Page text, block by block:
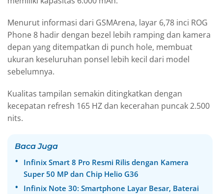
Menurut informasi dari GSMArena, layar 6,78 inci ROG
Phone 8 hadir dengan bezel lebih ramping dan kamera
depan yang ditempatkan di punch hole, membuat
ukuran keseluruhan ponsel lebih kecil dari model
sebelumnya.
Kualitas tampilan semakin ditingkatkan dengan
kecepatan refresh 165 HZ dan kecerahan puncak 2.500
nits.
Baca Juga
Infinix Smart 8 Pro Resmi Rilis dengan Kamera
Super 50 MP dan Chip Helio G36
Infinix Note 30: Smartphone Layar Besar, Baterai